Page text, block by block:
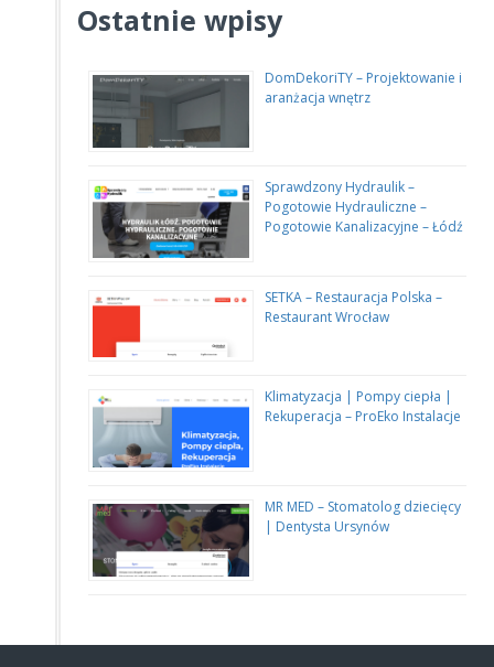
Ostatnie wpisy
DomDekoriTY – Projektowanie i
aranżacja wnętrz
Sprawdzony Hydraulik –
Pogotowie Hydrauliczne –
Pogotowie Kanalizacyjne – Łódź
SETKA – Restauracja Polska –
Restaurant Wrocław
Klimatyzacja | Pompy ciepła |
Rekuperacja – ProEko Instalacje
MR MED – Stomatolog dziecięcy
| Dentysta Ursynów